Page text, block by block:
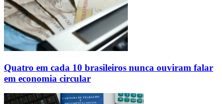
Quatro em cada 10 brasileiros nunca ouviram falar
em economia circular